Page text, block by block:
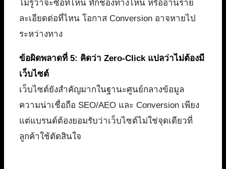
ไม่รู้ว่าจะซื้อที่ไหน ทักช่องทางไหน หรืออ่านราย
ละเอียดต่อที่ไหน โอกาส Conversion อาจหายไป
ระหว่างทาง
ข้อผิดพลาดที่ 5: คิดว่า Zero-Click แปลว่าไม่ต้องมี
เว็บไซต์
เว็บไซต์ยังสำคัญมากในฐานะศูนย์กลางข้อมูล
ความน่าเชื่อถือ SEO/AEO และ Conversion เพียง
แต่แบรนด์ต้องยอมรับว่าเว็บไซต์ไม่ใช่จุดเดียวที่
ลูกค้าใช้ตัดสินใจ